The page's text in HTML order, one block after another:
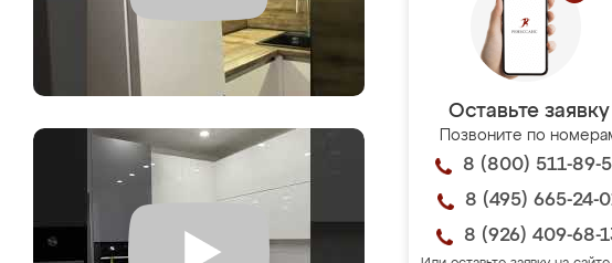
Оставьте заявку
Позвоните по
8 (800) 511-89-
8 (495) 665-24-
8 (926) 409-68-